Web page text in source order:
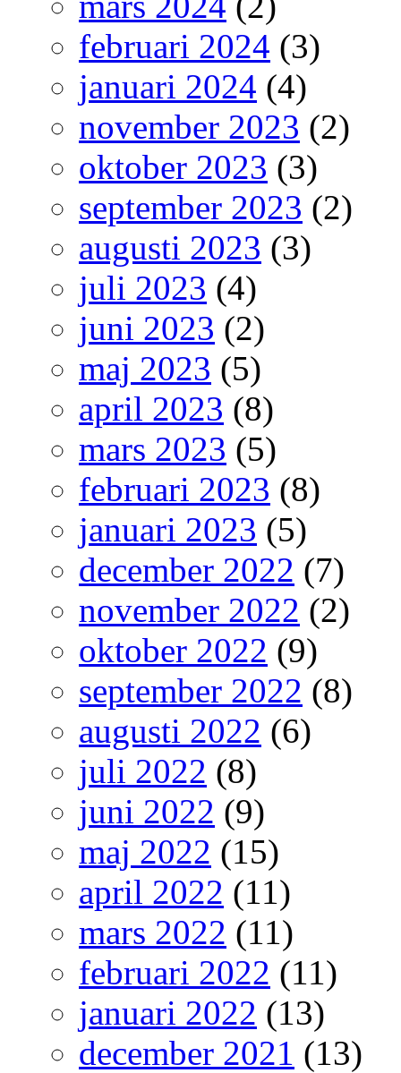
februari 2024 (3)
januari 2024 (4)
november 2023 (2)
oktober 2023 (3)
september 2023 (2)
augusti 2023 (3)
juli 2023 (4)
juni 2023 (2)
maj 2023 (5)
april 2023 (8)
mars 2023 (5)
februari 2023 (8)
januari 2023 (5)
december 2022 (7)
november 2022 (2)
oktober 2022 (9)
september 2022 (8)
augusti 2022 (6)
juli 2022 (8)
juni 2022 (9)
maj 2022 (15)
april 2022 (11)
mars 2022 (11)
februari 2022 (11)
januari 2022 (13)
december 2021 (13)